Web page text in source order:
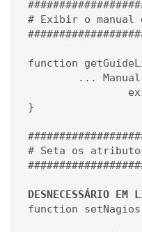
# Exibir o manual
function
}
# Seta os
DESNECESSÁRIO EM
function